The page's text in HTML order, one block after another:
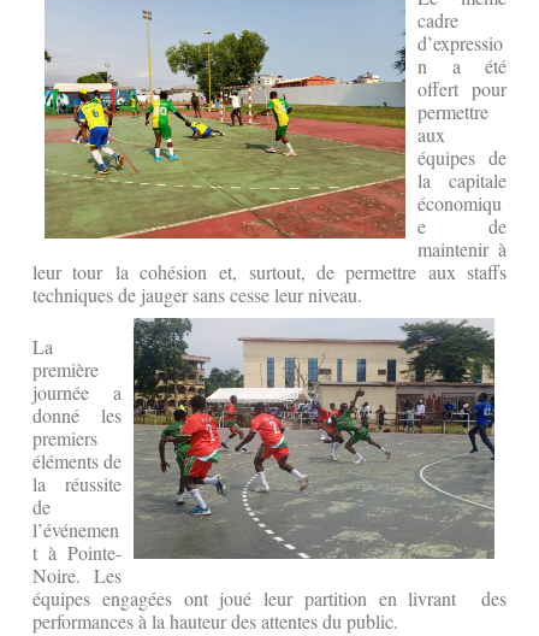
cadre
d’expressio
n a été
offert pour
permettre
aux
équipes de
la capitale
économiqu
e de
maintenir à
leur tour la cohésion et, surtout, de permettre aux staffs
techniques de jauger sans cesse leur niveau.
La
première
journée a
donné les
premiers
éléments de
la réussite
de
l’événemen
t à Pointe-
Noire. Les
équipes engagées ont joué leur partition en livrant des
performances à la hauteur des attentes du public.